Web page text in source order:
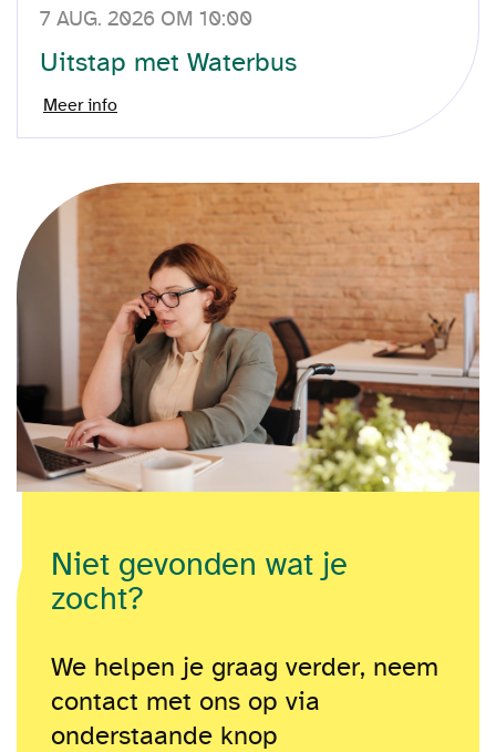
7 AUG. 2026 OM 10:00
Uitstap met Waterbus
Meer info
Niet gevonden wat je
zocht?
We helpen je graag verder, neem
contact met ons op via
onderstaande knop